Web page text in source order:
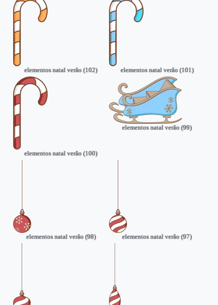
elementos natal verão (102) elementos natal verão (101)
elementos natal verão (100)
elementos natal verão (99)
elementos natal verão (98) elementos natal verão (97)